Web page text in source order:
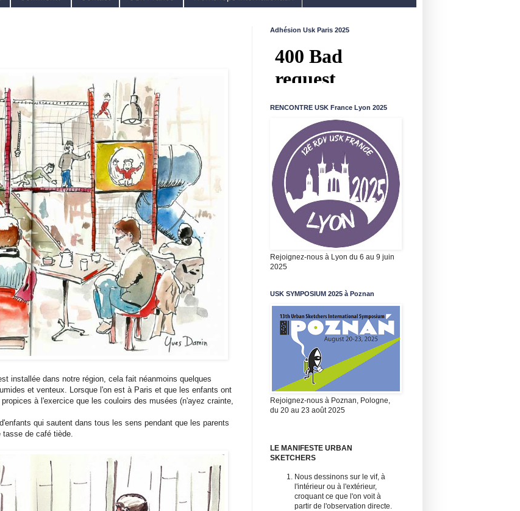
installée dans notre région, cela fait néanmoins quelques
et venteux. Lorsque l'on est à Paris et que les enfants ont
à l'exercice que les couloirs des musées (n'ayez crainte,
qui sautent dans tous les sens pendant que les parents
tasse de café tiède.
Adhésion Usk Paris 2025
RENCONTRE USK France Lyon 2025
Rejoignez-nous à Lyon du 6 au 9 juin
2025
USK SYMPOSIUM 2025 à Poznan
Rejoignez-nous à Poznan, Pologne,
du 20 au 23 août 2025
LE MANIFESTE URBAN
SKETCHERS
Nous dessinons sur le vif, à
l'intérieur ou à l'extérieur,
croquant ce que l'on voit à
partir de l'observation directe.